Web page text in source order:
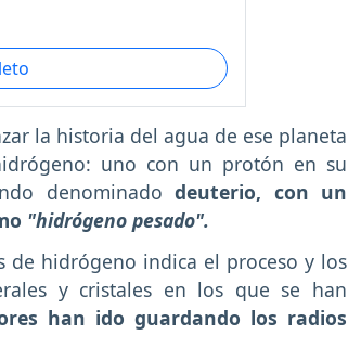
la historia del agua de ese planeta
uno con un protón en su
denominado deuterio, con un
"hidrógeno pesado".
de hidrógeno indica el proceso y los
y cristales en los que se han
han ido guardando los radios